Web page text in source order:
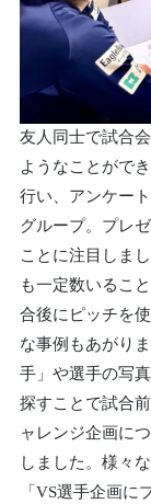
友人同士で試合
ようなことがで
行い、アンケー
グループ。プレ
ことに注目しま
も一定数いるこ
合後にピッチを
な事例もあがり
手」や選手の写
探すことで試合
ャレンジ企画に
しました。様々
「VS選手企画